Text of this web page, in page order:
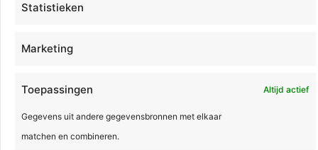
Statistieken
Marketing
Toepassingen Altijd actief
Gegevens uit andere gegevensbronnen met elkaar
matchen en combineren.